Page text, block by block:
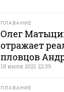
ПЛАВАНИЕ
Олег
отражает
пловцов
18 июля 2021 22:39
ПЛАВАНИЕ